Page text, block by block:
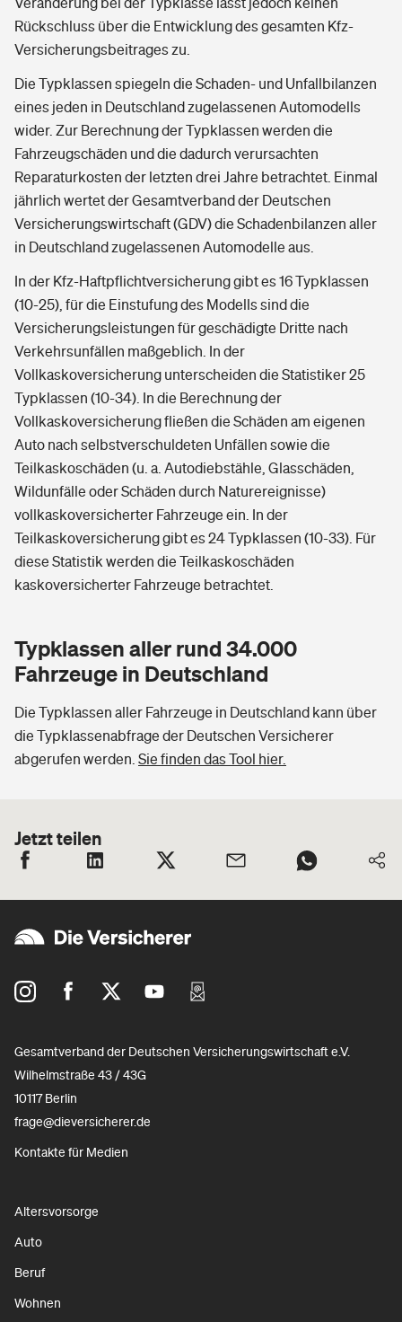
Rückschluss über die Entwicklung des gesamten Kfz-
Versicherungsbeitrages zu.
Die Typklassen spiegeln die Schaden- und Unfallbilanzen
eines jeden in Deutschland zugelassenen Automodells
wider. Zur Berechnung der Typklassen werden die
Fahrzeugschäden und die dadurch verursachten
Reparaturkosten der letzten drei Jahre betrachtet. Einmal
jährlich wertet der Gesamtverband der Deutschen
Versicherungswirtschaft (GDV) die Schadenbilanzen aller
in Deutschland zugelassenen Automodelle aus.
In der Kfz-Haftpflichtversicherung gibt es 16 Typklassen
(10-25), für die Einstufung des Modells sind die
Versicherungsleistungen für geschädigte Dritte nach
Verkehrsunfällen maßgeblich. In der
Vollkaskoversicherung unterscheiden die Statistiker 25
Typklassen (10-34). In die Berechnung der
Vollkaskoversicherung fließen die Schäden am eigenen
Auto nach selbstverschuldeten Unfällen sowie die
Teilkaskoschäden (u. a. Autodiebstähle, Glasschäden,
Wildunfälle oder Schäden durch Naturereignisse)
vollkaskoversicherter Fahrzeuge ein. In der
Teilkaskoversicherung gibt es 24 Typklassen (10-33). Für
diese Statistik werden die Teilkaskoschäden
kaskoversicherter Fahrzeuge betrachtet.
Typklassen aller rund 34.000
Fahrzeuge in Deutschland
Die Typklassen aller Fahrzeuge in Deutschland kann über
die Typklassenabfrage der Deutschen Versicherer
abgerufen werden. Sie finden das Tool hier.
Jetzt teilen
Gesamtverband der Deutschen Versicherungswirtschaft e.V.
Wilhelmstraße 43 / 43G
10117 Berlin
frage@dieversicherer.de
Kontakte für Medien
Altersvorsorge
Auto
Beruf
Wohnen